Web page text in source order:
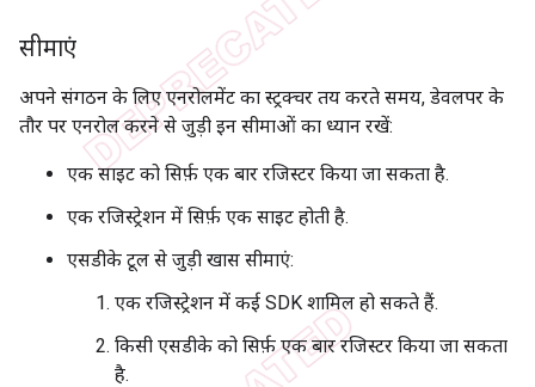
सीमाएं
अपने संगठन के लिए एनरोलमेंट का स्ट्रक्चर तय करते समय, डेवलपर के
तौर पर एनरोल करने से जुड़ी इन सीमाओं का ध्यान रखें:
एक साइट को सिर्फ़ एक बार रजिस्टर किया जा सकता है.
एक रजिस्ट्रेशन में सिर्फ़ एक साइट होती है.
एसडीके टूल से जुड़ी खास सीमाएं:
एक रजिस्ट्रेशन में कई SDK शामिल हो सकते हैं.
किसी एसडीके को सिर्फ़ एक बार रजिस्टर किया जा सकता
है.